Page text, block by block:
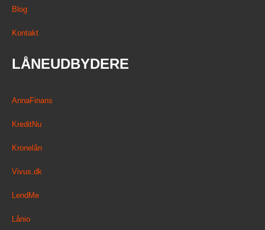
Blog
Kontakt
LÅNEUDBYDERE
AnnaFinans
KreditNu
Kronelån
Vivus.dk
LendMe
Lånio